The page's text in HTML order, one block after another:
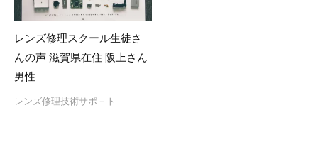
レンズ修理スクール生徒さ
んの声 滋賀県在住 阪上さん
男性
レンズ修理技術サポ－ト